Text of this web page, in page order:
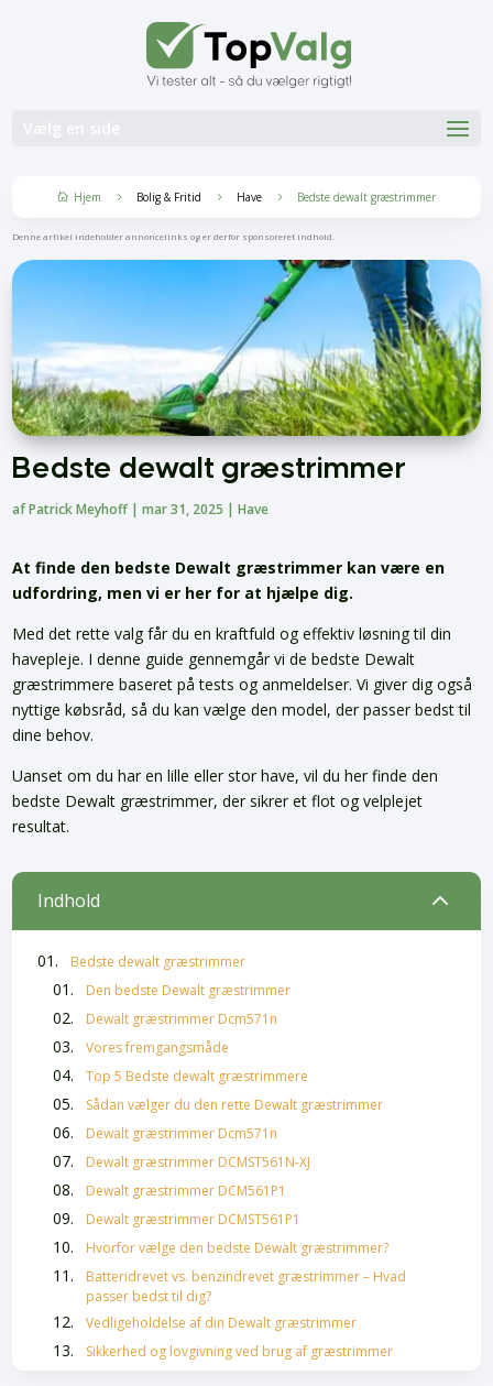
 Hjem 5 Bolig & Fritid 5 Have 5 Bedste dewalt græstrimmer
Denne artikel indeholder annoncelinks og er derfor sponsoreret indhold.
Bedste dewalt græstrimmer
afPatrick Meyhoff |mar 31, 2025 |Have
At finde den bedste Dewalt græstrimmer kan være en
udfordring, men vi er her for at hjælpe dig.
Med det rette valg får du en kraftfuld og effektiv løsning til din
havepleje. I denne guide gennemgår vi de bedste Dewalt
græstrimmere baseret på tests og anmeldelser. Vi giver dig også
nyttige købsråd, så du kan vælge den model, der passer bedst til
dine behov.
Uanset om du har en lille eller stor have, vil du her finde den
bedste Dewalt græstrimmer, der sikrer et flot og velplejet
resultat.
Indhold 2
Bedste dewalt græstrimmer
Den bedste Dewalt græstrimmer
Dewalt græstrimmer Dcm571n
Vores fremgangsmåde
Top 5 Bedste dewalt græstrimmere
Sådan vælger du den rette Dewalt græstrimmer
Dewalt græstrimmer Dcm571n
Dewalt græstrimmer DCMST561N-XJ
Dewalt græstrimmer DCM561P1
Dewalt græstrimmer DCMST561P1
Hvorfor vælge den bedste Dewalt græstrimmer?
Batteridrevet vs. benzindrevet græstrimmer – Hvad
passer bedst til dig?
Vedligeholdelse af din Dewalt græstrimmer
Sikkerhed og lovgivning ved brug af græstrimmer